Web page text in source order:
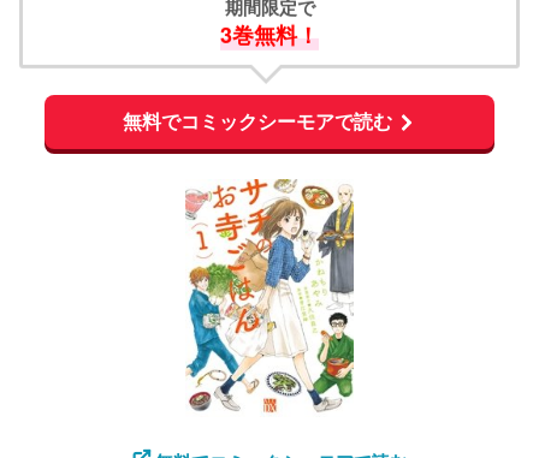
期間限定で
3巻無料！
無料でコミックシーモアで読む